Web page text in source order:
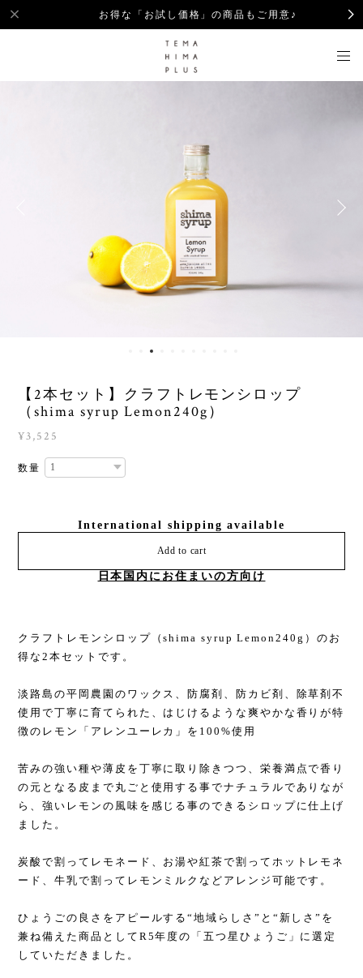
お得な「お試し価格」の商品もご用意♪
【2本セット】クラフトレモンシロップ
（shima syrup Lemon240g）
¥3,525
数量
International shipping available
Add to cart
日本国内にお住まいの方向け
クラフトレモンシロップ（shima syrup Lemon240g）のお
得な2本セットです。
淡路島の平岡農園のワックス、防腐剤、防カビ剤、除草剤不
使用で丁寧に育てられた、はじけるような爽やかな香りが特
徴のレモン「アレンユーレカ」を100%使用
苦みの強い種や薄皮を丁寧に取り除きつつ、栄養満点で香り
の元となる皮まで丸ごと使用する事でナチュラルでありなが
ら、強いレモンの風味を感じる事のできるシロップに仕上げ
ました。
炭酸で割ってレモネード、お湯や紅茶で割ってホットレモネ
ード、牛乳で割ってレモンミルクなどアレンジ可能です。
ひょうごの良さをアピールする“地域らしさ”と“新しさ”を
兼ね備えた商品としてR5年度の「五つ星ひょうご」に選定
していただきました。